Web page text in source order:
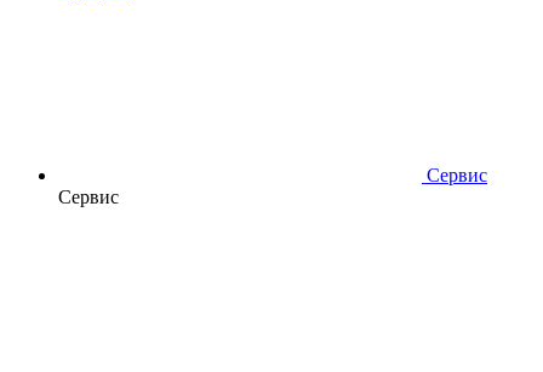
Сервис
Сервис